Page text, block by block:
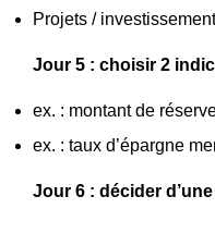
Projets / investissement
Jour 5 : choisir 2
ex. : montant de
ex. : taux d’épargne
Jour 6 : décider